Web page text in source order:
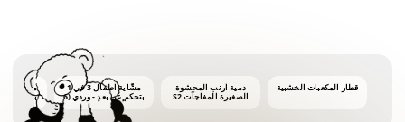
قطار المكعبات الخشبية
دمية أرنب المحشوة
الصغيرة المفاجآت S2
مشّاية أطفال 3 في 1
بتحكم عن بعد - وردي (6
أشهر فأكثر)
ماكينة